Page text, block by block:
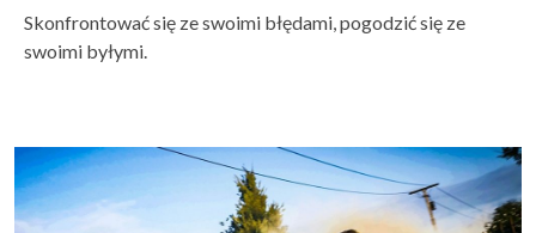
Skonfrontować się ze swoimi błędami, pogodzić się ze
swoimi byłymi.